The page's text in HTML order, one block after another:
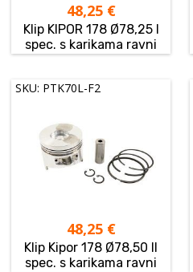
48,25 €
Klip KIPOR 178 Ø78,25 I
spec. s karikama ravni
SKU: PTK70L-F2
48,25 €
Klip Kipor 178 Ø78,50 II
spec. s karikama ravni